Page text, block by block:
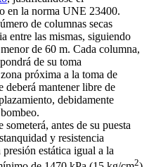
en la norma UNE 23400.
de columnas secas
entre las mismas, siguiendo
de 60 m. Cada columna,
de su toma
próxima a la toma de
deberá mantener libre de
debidamente
antes de su puesta
y resistencia
estática igual a la
2